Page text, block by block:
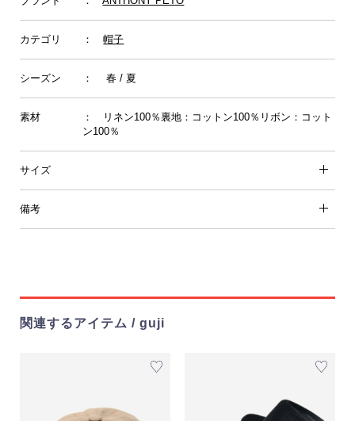
カテゴリ ：帽子
シーズン ： 春 / 夏
素材
： リネン100％裏地：コットン100％リボン：コット
ン100％
サイズ
備考
関連するアイテム / guji